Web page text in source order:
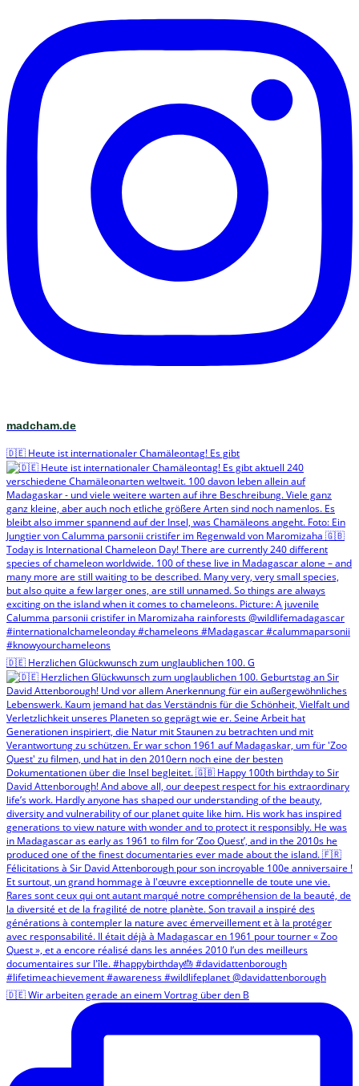
madcham.de
🇩🇪 Heute ist internationaler Chamäleontag! Es gibt
🇩🇪 Herzlichen Glückwunsch zum unglaublichen 100. G
🇩🇪 Wir arbeiten gerade an einem Vortrag über den B